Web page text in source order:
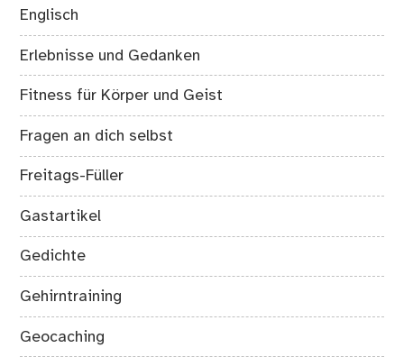
Englisch
Erlebnisse und Gedanken
Fitness für Körper und Geist
Fragen an dich selbst
Freitags-Füller
Gastartikel
Gedichte
Gehirntraining
Geocaching